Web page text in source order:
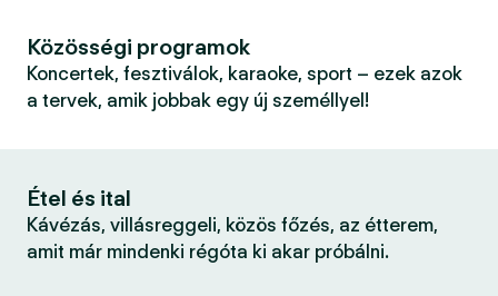
Közösségi programok
Koncertek, fesztiválok, karaoke, sport – ezek azok
a tervek, amik jobbak egy új személlyel!
Étel és ital
Kávézás, villásreggeli, közös főzés, az étterem,
amit már mindenki régóta ki akar próbálni.